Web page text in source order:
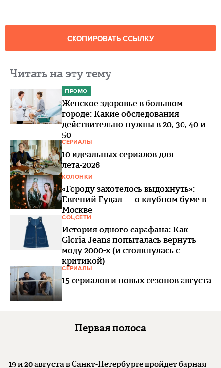
СКОПИРОВАТЬ ССЫЛКУ
Читать на эту тему
ПРОМО
Женское здоровье в большом
городе: Какие обследования
действительно нужны в 20, 30, 40 и
50
СЕРИАЛЫ
10 идеальных сериалов для
лета-2026
КОЛОНКИ
«Городу захотелось выдохнуть»:
Евгений Гуцал — о клубном буме в
Москве
СОЦСЕТИ
История одного сарафана: Как
Gloria Jeans попыталась вернуть
моду 2000-х (и столкнулась с
критикой)
СЕРИАЛЫ
15 сериалов и новых сезонов августа
Первая полоса
19 и 20 августа в Санкт-Петербурге пройдет барная